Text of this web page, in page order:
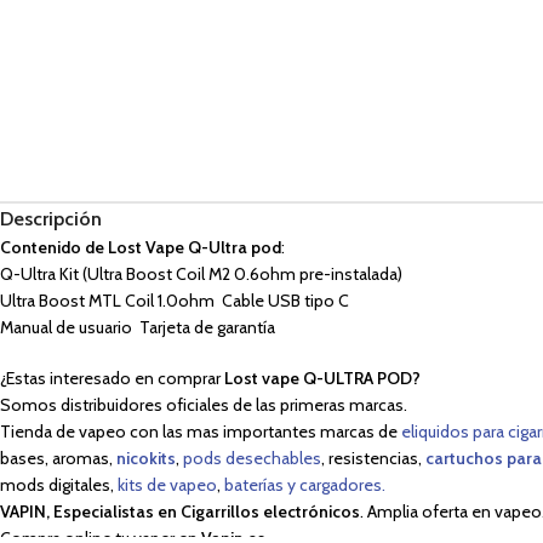
Descripción
Contenido de Lost Vape Q-Ultra pod:
Q-Ultra Kit (Ultra Boost Coil M2 0.6ohm pre-instalada)
Ultra Boost MTL Coil 1.0ohm Cable USB tipo C
Manual de usuario Tarjeta de garantía
¿Estas interesado en comprarLost vape Q-ULTRA POD?
Somos distribuidores oficiales de las primeras marcas.
Tienda de vapeo con las mas importantes marcas de eliquidos para
bases, aromas, nicokits, pods desechables, resistencias, cartuchos
mods digitales, kits de vapeo, baterías y cargadores.
VAPIN, Especialistas en Cigarrillos electrónicos. Amplia oferta en
Compra online tu vaper en Vapin.es